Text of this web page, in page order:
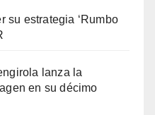
su estrategia ‘Rumbo
lanza la
en su décimo